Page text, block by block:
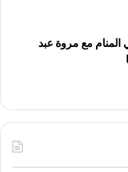
مع مروة عبد